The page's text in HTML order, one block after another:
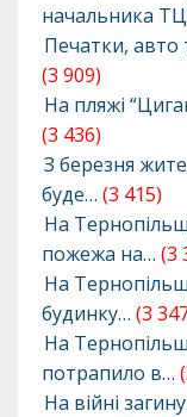
начальника
Печатки, авто
(3 909)
На пляжі
(3 436)
З березня
буде… (3 415)
На
пожежа на… (3
На
будинку… (3
На
потрапило в…
На війні